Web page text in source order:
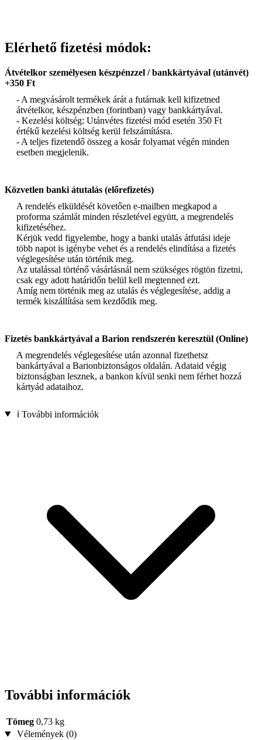
Elérhető fizetési módok:
Átvételkor személyesen készpénzzel / bankkártyával (utánvét)
+350 Ft
- A megvásárolt termékek árát a futárnak kell kifizetned
átvételkor, készpénzben (forintban) vagy bankkártyával.
- Kezelési költség: Utánvétes fizetési mód esetén 350 Ft
értékű kezelési költség kerül felszámításra.
- A teljes fizetendő összeg a kosár folyamat végén minden
esetben megjelenik.
Közvetlen banki átutalás (előrefizetés)
A rendelés elküldését követően e-mailben megkapod a
proforma számlát minden részletével együtt, a megrendelés
kifizetéséhez.
Kérjük vedd figyelembe, hogy a banki utalás átfutási ideje
több napot is igénybe vehet és a rendelés elindítása a fizetés
véglegesítése után történik meg.
Az utalással történő vásárlásnál nem szükséges rögtön fizetni,
csak egy adott határidőn belül kell megtenned ezt.
Amíg nem történik meg az utalás és véglegesítése, addig a
termék kiszállítása sem kezdődik meg.
Fizetés bankkártyával a Barion rendszerén keresztül (Online)
A megrendelés véglegesítése után azonnal fizethetsz
bankártyával a Barionbiztonságos oldalán. Adataid végig
biztonságban lesznek, a bankon kívül senki nem férhet hozzá
kártyád adataihoz.
ℹ️ További információk
További információk
Tömeg 0,73 kg
Vélemények (0)